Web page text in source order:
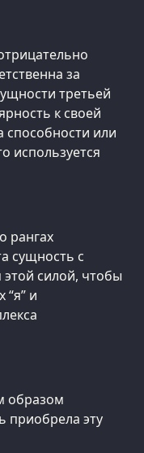
за
третьей
к своей
способности или
используется
рангах
сущность с
этой силой, чтобы
и
образом
приобрела эту